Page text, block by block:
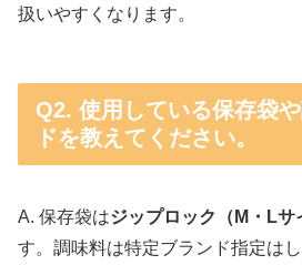
扱いやすくなります。
Q2. 使用している保存袋
ドを教えてください。
A. 保存袋はジップロック（M・Lサ
す。調味料は特定ブランド指定は